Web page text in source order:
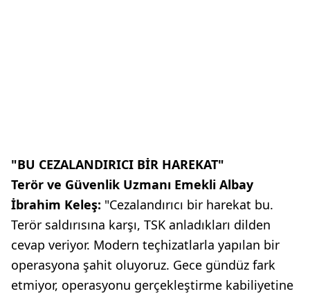
"BU CEZALANDIRICI BİR HAREKAT"
Terör ve Güvenlik Uzmanı Emekli Albay
İbrahim Keleş: "Cezalandırıcı bir harekat bu.
Terör saldırısına karşı, TSK anladıkları dilden
cevap veriyor. Modern teçhizatlarla yapılan bir
operasyona şahit oluyoruz. Gece gündüz fark
etmiyor, operasyonu gerçekleştirme kabiliyetine